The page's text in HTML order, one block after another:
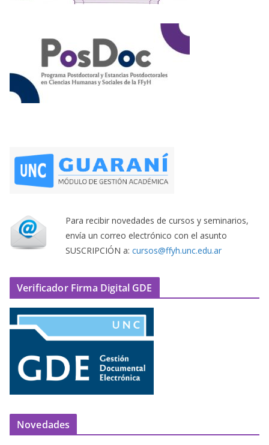
Para recibir novedades de cursos y seminarios,
envía un correo electrónico con el asunto
SUSCRIPCIÓN a: cursos@ffyh.unc.edu.ar
Verificador Firma Digital GDE
Novedades